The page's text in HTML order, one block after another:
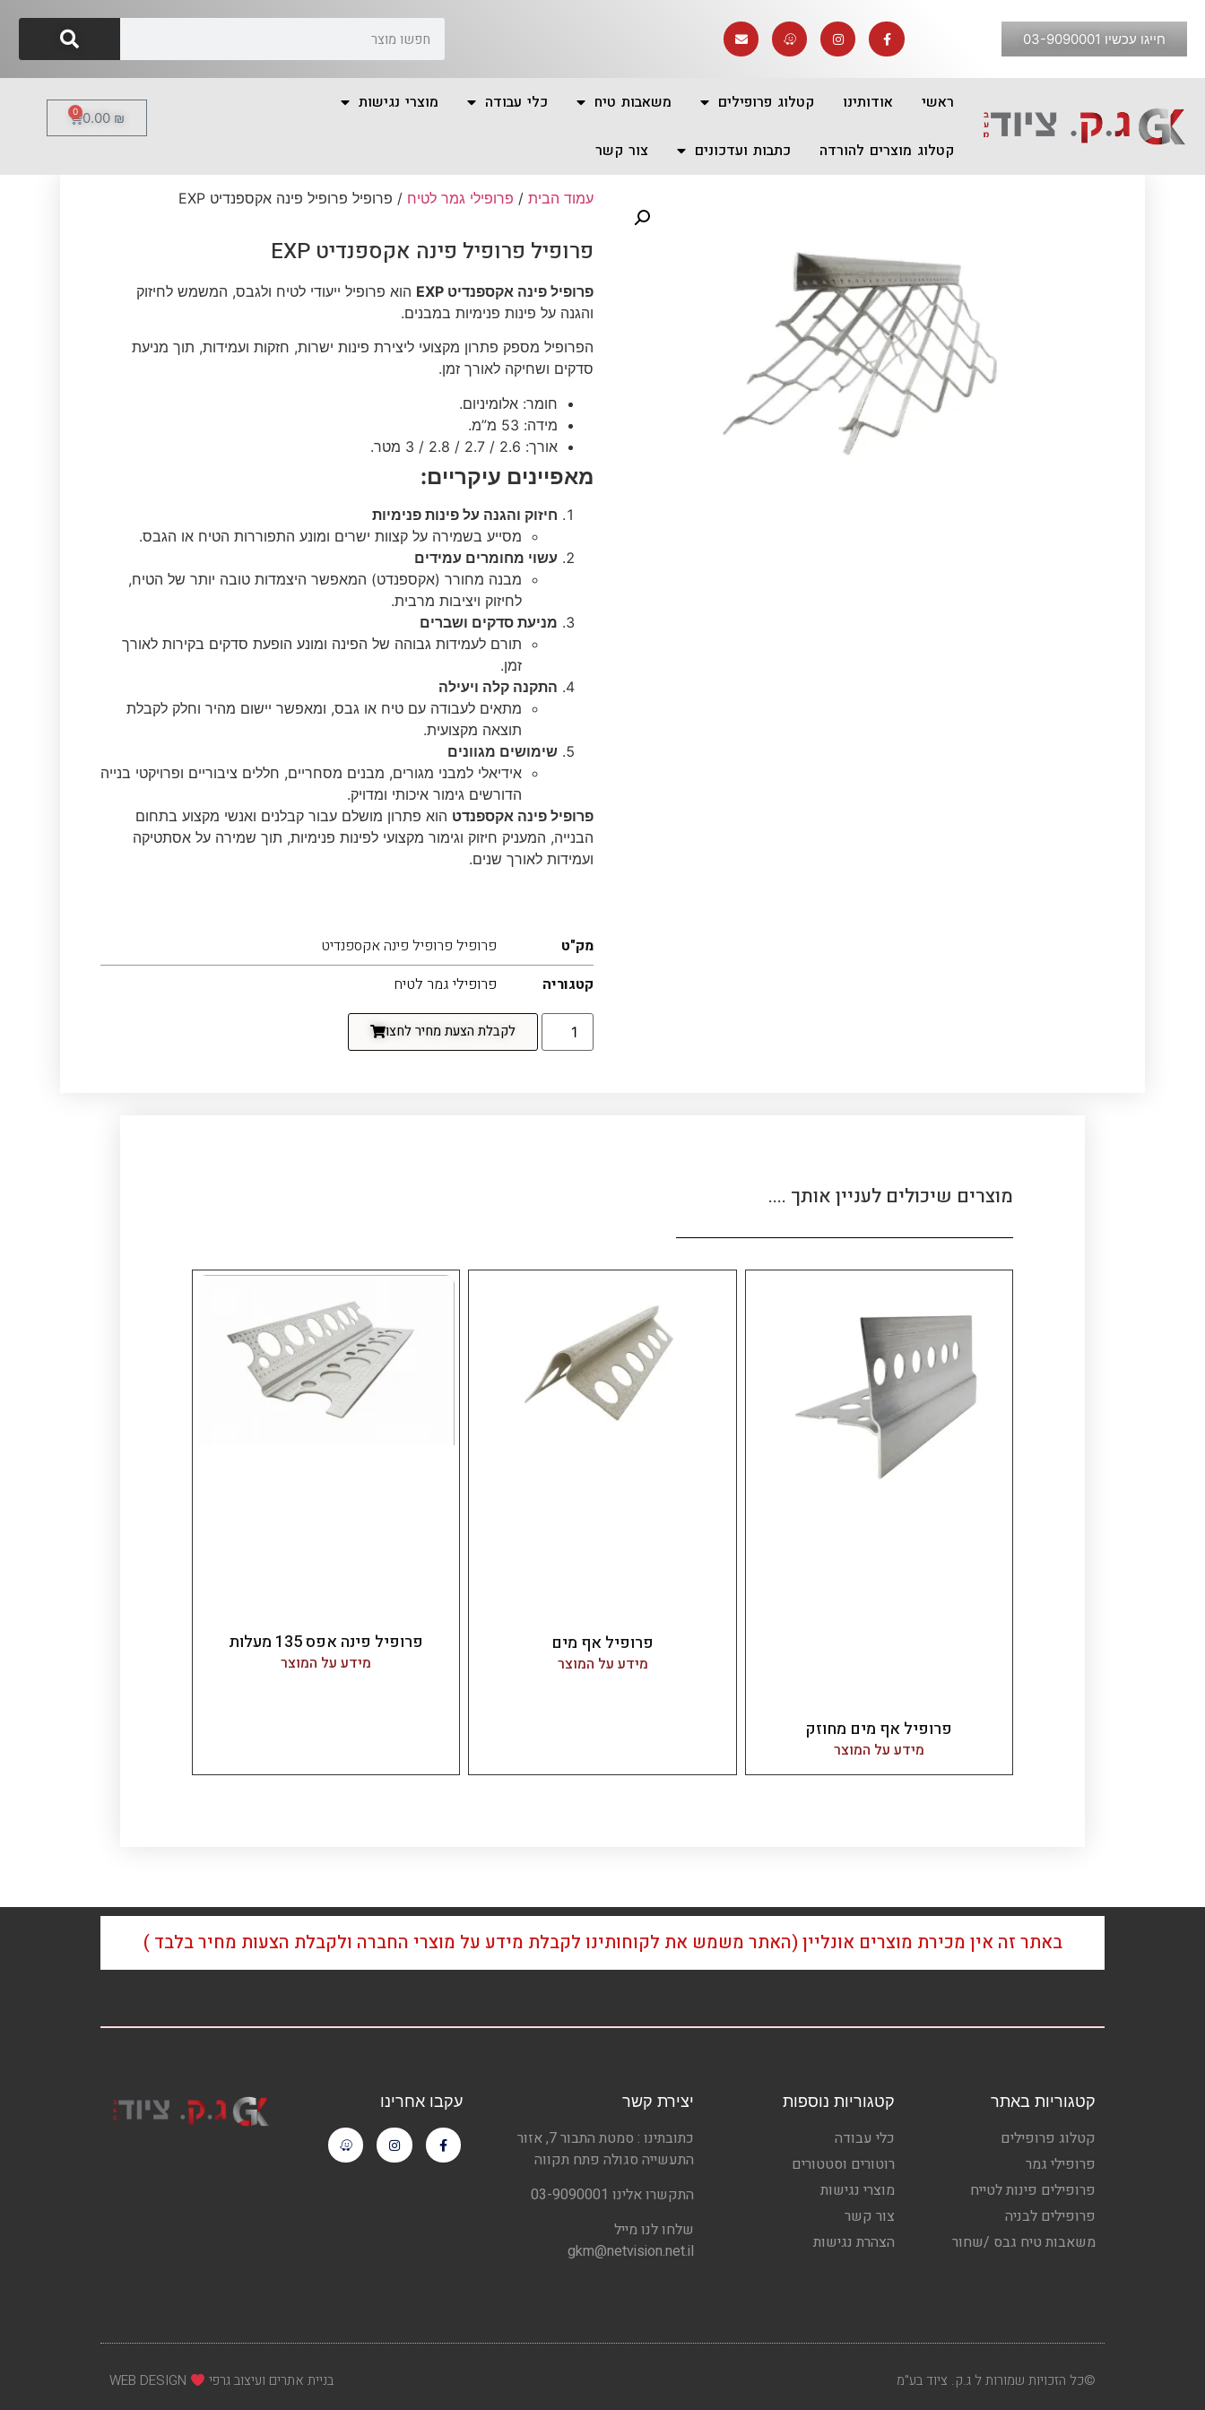
חייגו עכשיו 03-9090001
ראשי אודותינו קטלוג פרופילים משאבות טיח כלי עבודה מוצרי נגישות
קטלוג מוצרים להורדה כתבות ועדכונים צור קשר
0.00 ₪
0
עמוד הבית / פרופילי גמר לטיח / פרופיל פרופיל פינה אקספנדיט EXP
פרופיל פרופיל פינה אקספנדיט EXP
פרופיל פינה אקספנדיט EXP
הוא פרופיל ייעודי לטיח ולגבס, המשמש לחיזוק
והגנה על פינות פנימיות במבנים.
הפרופיל מספק פתרון מקצועי ליצירת פינות ישרות, חזקות ועמידות, תוך מניעת
סדקים ושחיקה לאורך זמן.
חומר: אלומיניום.
מידה: 53 מ”מ.
אורך: 2.6 / 2.7 / 2.8 / 3 מטר.
מאפיינים עיקריים:
חיזוק והגנה על פינות פנימיות
מסייע בשמירה על קצוות ישרים ומונע התפוררות הטיח או הגבס.
עשוי מחומרים עמידים
מבנה מחורר (אקספנדט) המאפשר היצמדות טובה יותר של הטיח,
לחיזוק ויציבות מרבית.
מניעת סדקים ושברים
תורם לעמידות גבוהה של הפינה ומונע הופעת סדקים בקירות לאורך
זמן.
התקנה קלה ויעילה
מתאים לעבודה עם טיח או גבס, ומאפשר יישום מהיר וחלק לקבלת
תוצאה מקצועית.
שימושים מגוונים
אידיאלי למבני מגורים, מבנים מסחריים, חללים ציבוריים ופרויקטי בנייה
הדורשים גימור איכותי ומדויק.
פרופיל פינה אקספנדט הוא פתרון מושלם עבור קבלנים ואנשי מקצוע בתחום
הבנייה, המעניק חיזוק וגימור מקצועי לפינות פנימיות, תוך שמירה על אסתטיקה
ועמידות לאורך שנים.
מק"ט
פרופיל פרופיל פינה אקספנדיט
קטגוריה
פרופילי גמר לטיח
לקבלת הצעת מחיר לחצו
מוצרים שיכולים לעניין אותך ....
פרופיל אף מים מחוזק
מידע על המוצר
פרופיל אף מים
מידע על המוצר
פרופיל פינה אפס 135 מעלות
מידע על המוצר
באתר זה אין מכירת מוצרים אונליין (האתר משמש את לקוחותינו לקבלת מידע על מוצרי החברה ולקבלת הצעות מחיר בלבד )
קטגוריות באתר
קטלוג פרופילים
פרופילי גמר
פרופילים פינות לטייח
פרופילים לבניה
משאבות טיח גבס /שחור
קטגוריות נוספות
כלי עבודה
רוטורים וסטטורים
מוצרי נגישות
צור קשר
הצהרת נגישות
יצירת קשר
כתובתינו : סמטת התבור 7, אזור
התעשייה סגולה פתח תקווה
התקשרו אלינו 03-9090001
שלחו לנו מייל
gkm@netvision.net.il
עקבו אחרינו
©כל הזכויות שמורות ל ג.ק. ציוד בע"מ בניית אתרים ועיצוב גרפי